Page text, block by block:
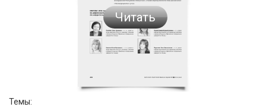
Читать
Темы: